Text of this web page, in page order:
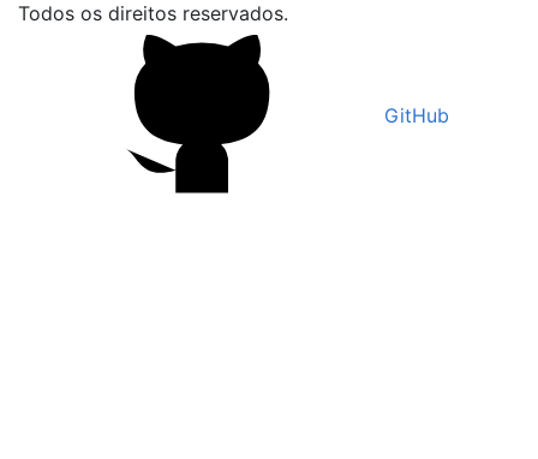
Todos os direitos reservados.
GitHub